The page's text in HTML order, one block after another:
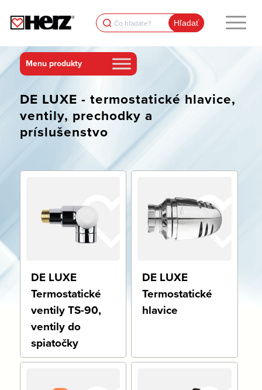
Search
for:
DE LUXE - termostatické hlavice,
ventily, prechodky a
príslušenstvo
DE LUXE
Termostatické
ventily TS-90,
ventily do
spiatočky
DE LUXE
Termostatické
hlavice